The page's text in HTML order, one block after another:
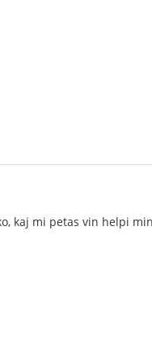
kaj mi petas vin helpi